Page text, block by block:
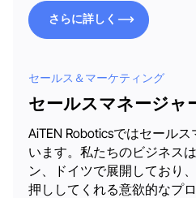
さらに詳しく
セールス＆マーケティング
セールスマネージャ
AiTEN Roboticsではセール
います。私たちのビジネス
ン、ドイツで展開しており
押ししてくれる意欲的なプ